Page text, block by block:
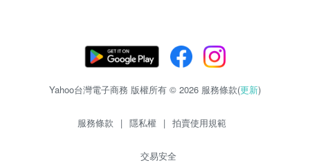
Yahoo台灣電子商務 版權所有 © 2026 服務條款(更新)
服務條款 | 隱私權 | 拍賣使用規範
交易安全